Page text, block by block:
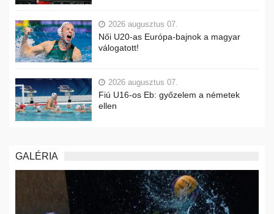
2026 augusztus 07.
Női U20-as Európa-bajnok a magyar
válogatott!
2026 augusztus 07.
Fiú U16-os Eb: győzelem a németek
ellen
GALÉRIA